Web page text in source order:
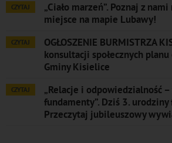
CZYTAJ
„Ciało marzeń”. Poznaj z
miejsce na mapie Lubawy!
CZYTAJ
OGŁOSZENIE BURMISTRZA
konsultacji społecznych
Gminy Kisielice
CZYTAJ
„Relacje i odpowiedzialność
fundamenty”. Dziś 3. urodziny
Przeczytaj jubileuszowy